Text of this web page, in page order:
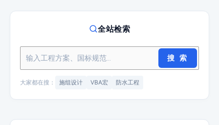
全站检索
搜 索
大家都在搜： 施组设计 VBA宏 防水工程